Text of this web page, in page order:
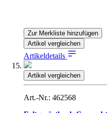
Zur Merkliste hinzufügen
Artikel vergleichen
Artikeldetails
Artikel vergleichen
Art.-Nr.: 462568